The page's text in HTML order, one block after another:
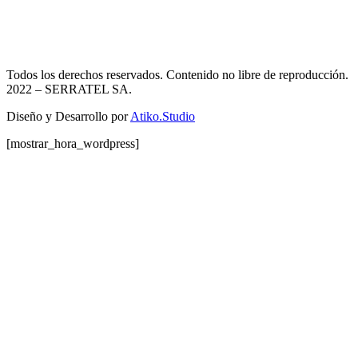
Todos los derechos reservados. Contenido no libre de reproducción.
2022 – SERRATEL SA.
Diseño y Desarrollo porAtiko.Studio
[mostrar_hora_wordpress]